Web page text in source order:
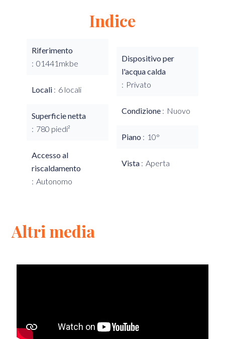
Indice
Riferimento
01441mkbe
Locali 6 locali
Superficie netta
780 piedi²
Accesso al
riscaldamento
Autonomo
Dispositivo per
l'acqua calda
Privato
Condizione Nuovo
Piano 10°
Vista Aperta
Altri media